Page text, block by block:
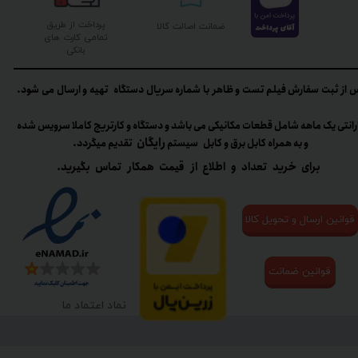
پرداخت از طریق
تمامی کارت های
بانکی
ضمانت اصالت کالا
نماد اعتماد ما
برای خرید تعداد و اطلاع از قیمت همکار تماس بگیرید.
از ثبت سفارش فیلم تست و ظاهر با شماره سریال دستگاه تهیه و ارسال می شود.
یک ماهه شامل قطعات مکانیکی می باشد و دستگاه و کارتریج کاملا سرویس شده
و به همراه کابل برق و کابل سیستم رایگان تقدیم میگردد.​​​​​​​
قوانین ارسال و تحویل کالا
قوانین ضمانت